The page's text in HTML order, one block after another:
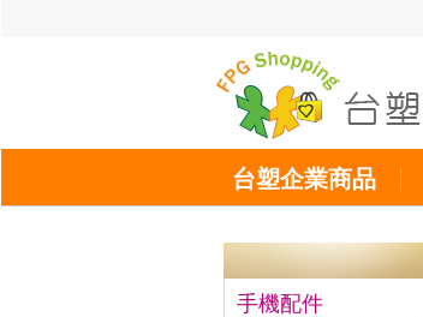
台塑企業商品
手機配件